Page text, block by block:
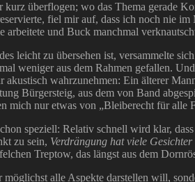
überflogen; wo das Thema gerade
fiel mir auf, dass ich noch nie
und Buck manchmal
leicht zu übersehen ist, versammelte
weniger aus dem Rahmen gefallen.
wahrzunehmen: Ein älterer
Bürgersteig, aus dem von Band
mich nur etwas von „Bleiberecht für alle
speziell: Relativ schnell wird klar,
zu sein, Verdrängung hat viele Gesichter
Treptow, das längst aus dem
alle Aspekte darstellen will,